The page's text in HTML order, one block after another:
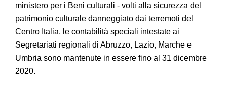
ministero per i Beni culturali - volti alla sicurezza del
patrimonio culturale danneggiato dai terremoti del
Centro Italia, le contabilità speciali intestate ai
Segretariati regionali di Abruzzo, Lazio, Marche e
Umbria sono mantenute in essere fino al 31 dicembre
2020.